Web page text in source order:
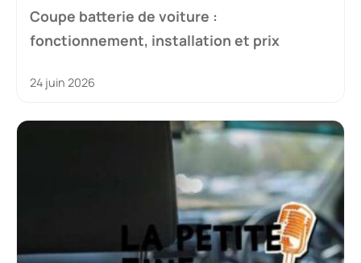
Coupe batterie de voiture :
fonctionnement, installation et prix
24 juin 2026